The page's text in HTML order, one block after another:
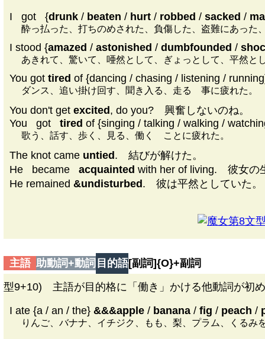
I got {drunk / beaten / hurt / robbed / sacked /
酔っ払った、打ちのめされた、負傷した、盗難にあった
I stood {amazed / astonished / dumbfounded /
あきれて、驚いて、唖然として、ぎょっとして、平然と
You got tired of {dancing / chasing / listening /
ダンス、追い掛け回す、聞き入る、走る 事に疲れた。
You don't get excited, do you? 興奮しないのね。
You
got tired of {singing / talking / walking /
歌う、話す、歩く、見る、働く ことに疲れた。
The knot came untied. 結びが解けた。
He
became acquainted with her of living. 彼女の
He remained &undisturbed. 彼は平然としていた。
第8文
主語 助動詞+動詞 目的語[副詞]{O}+副詞
型9+10) 主語が目的格に「働き」かける他動詞が初
I ate {a / an / the} &&&apple / banana / fig / peach /
りんご、バナナ、イチジク、もも、梨、プラム、くるみ